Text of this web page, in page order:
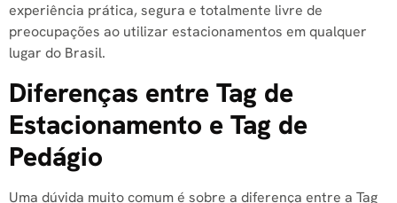
experiência prática, segura e totalmente livre de
preocupações ao utilizar estacionamentos em qualquer
lugar do Brasil.
Diferenças entre Tag de
Estacionamento e Tag de
Pedágio
Uma dúvida muito comum é sobre a diferença entre a Tag